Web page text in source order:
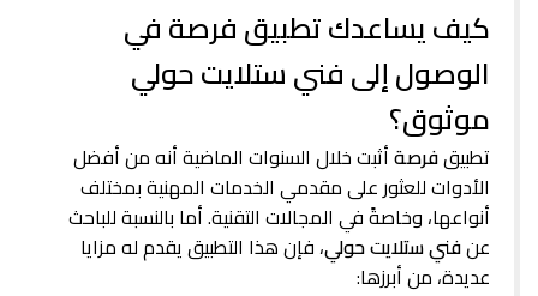
كيف يساعدك تطبيق فرصة في
الوصول إلى فني ستلايت حولي
موثوق؟
تطبيقفرصةأثبت خلال السنوات الماضية أنه من أفضل
الأدوات للعثور على مقدمي الخدمات المهنية بمختلف
أنواعها، وخاصةً في المجالات التقنية. أما بالنسبة للباحث
عنفني ستلايت حولي، فإن هذا التطبيق يقدم له مزايا
عديدة، من أبرزها: